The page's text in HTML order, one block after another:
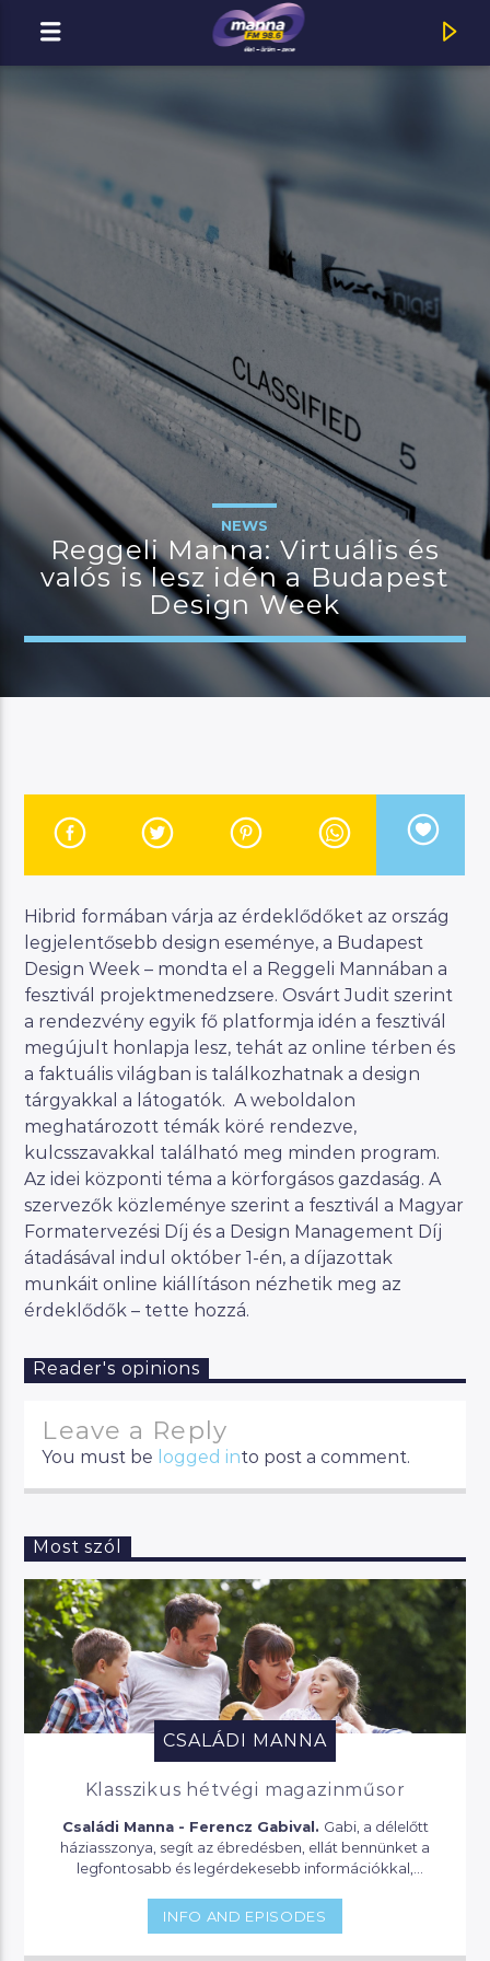
MOST ADÁSBAN
MannaFM
JELENLEGI MŰSOR
CSALÁDI MANNA
Manna FM
NEWS
Reggeli Manna: Virtuális és
valós is lesz idén a Budapest
Design Week
Hibrid formában várja az érdeklődőket az ország
legjelentősebb design eseménye, a Budapest
Design Week – mondta el a Reggeli Mannában a
fesztivál projektmenedzsere. Osvárt Judit szerint
a rendezvény egyik fő platformja idén a fesztivál
megújult honlapja lesz, tehát az online térben és
a faktuális világban is találkozhatnak a design
tárgyakkal a látogatók. A weboldalon
meghatározott témák köré rendezve,
kulcsszavakkal található meg minden program.
Az idei központi téma a körforgásos gazdaság. A
szervezők közleménye szerint a fesztivál a Magyar
Formatervezési Díj és a Design Management Díj
átadásával indul október 1-én, a díjazottak
munkáit online kiállításon nézhetik meg az
érdeklődők – tette hozzá.
Reader's opinions
Leave a Reply
You must be logged into post a comment.
Most szól
CSALÁDI MANNA
Klasszikus hétvégi magazinműsor
Családi Manna - Ferencz Gabival. Gabi, a délelőtt
háziasszonya, segít az ébredésben, ellát bennünket a
legfontosabb és legérdekesebb információkkal,
koktélt és segít, hogy mit nem szabad kihagyni a
sorozatos-filmes bakancslistánkról. Aztán ha már a
gyerekek is fent vannak, keres nekünk valami hasznos
INFO AND EPISODES